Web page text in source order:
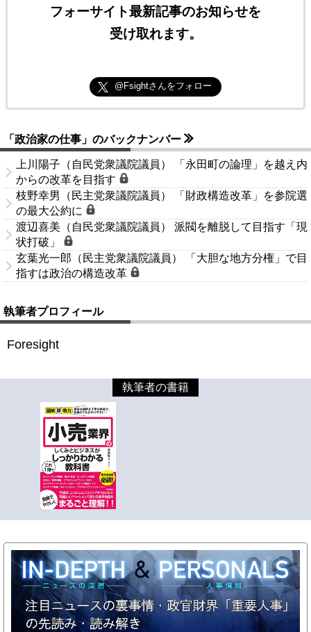
フォーサイト最新記事のお知らせを
受け取れます。
@Fsightさんをフォロー
「政治家の仕事」のバックナンバー
上川陽子（自民党衆議院議員） 「永田町の論理」を越え内
からの改革を目指す
枝野幸男（民主党衆議院議員） 「財政構造改革」を参院選
の最大公約に
渡辺喜美（自民党衆議院議員） 派閥を離脱して目指す「現
状打破」
玄葉光一郎（民主党衆議院議員） 「大胆な地方分権」で目
指すは政治の構造改革
執筆者プロフィール
Foresight
執筆者の書籍